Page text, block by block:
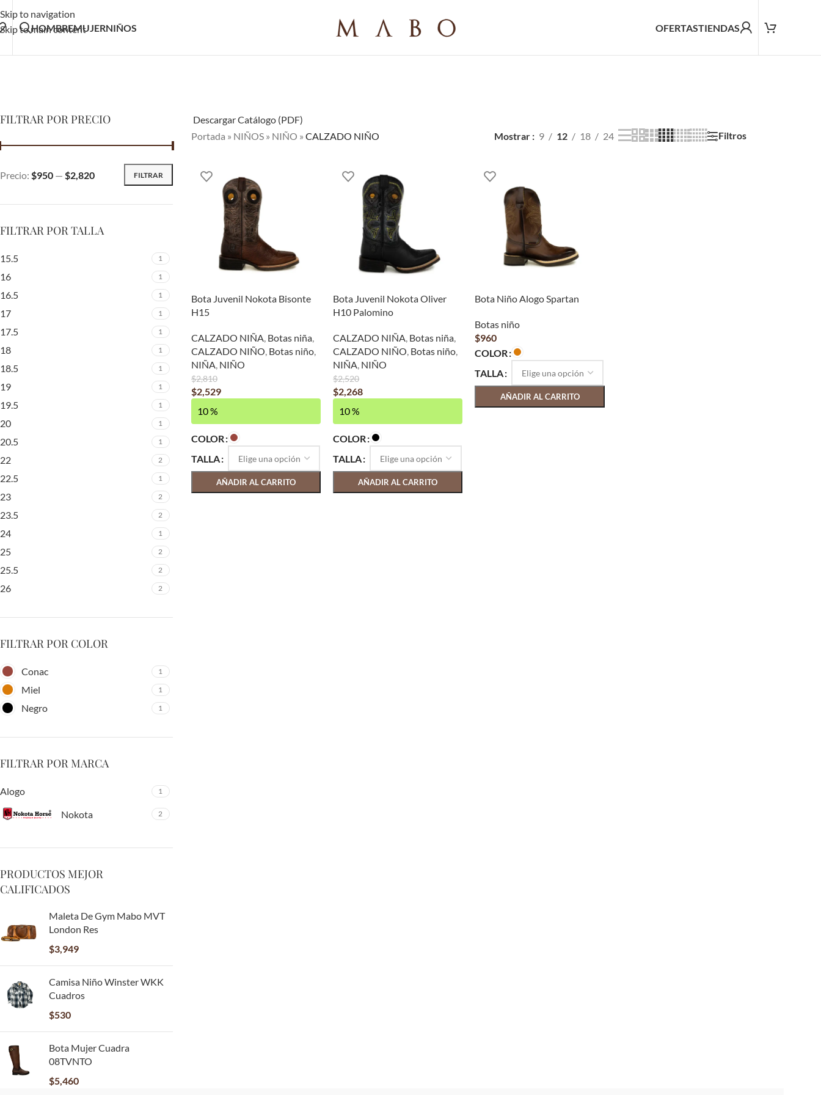
Skip to navigation
Skip to main content
HOMBREMUJERNIÑOS OFERTASTIENDAS
FILTRAR POR PRECIO
FILTRAR
Precio: $950 — $2,820
FILTRAR POR TALLA
15.5 1
16 1
16.5 1
17 1
17.5 1
18 1
18.5 1
19 1
19.5 1
20 1
20.5 1
22 2
22.5 1
23 2
23.5 2
24 1
25 2
25.5 2
26 2
FILTRAR POR COLOR
Conac 1
Miel 1
Negro 1
FILTRAR POR MARCA
Alogo 1
Nokota 2
PRODUCTOS MEJOR
CALIFICADOS
Maleta De Gym Mabo MVT
London Res
$3,949
Camisa Niño Winster WKK
Cuadros
$530
Bota Mujer Cuadra
08TVNTO
$5,460
Descargar Catálogo (PDF)
Portada » NIÑOS» NIÑO » CALZADO NIÑO Mostrar 9 12 18 24 Filtros
Bota Juvenil Nokota Bisonte
H15
CALZADO NIÑA, Botas niña,
CALZADO NIÑO, Botas niño,
NIÑA, NIÑO
$2,810
$2,529
10 %
COLOR
TALLA
AÑADIR AL CARRITO
Bota Juvenil Nokota Oliver
H10 Palomino
CALZADO NIÑA, Botas niña,
CALZADO NIÑO, Botas niño,
NIÑA, NIÑO
$2,520
$2,268
10 %
COLOR
TALLA
AÑADIR AL CARRITO
Bota Niño Alogo Spartan
Botas niño
$960
COLOR
TALLA
AÑADIR AL CARRITO